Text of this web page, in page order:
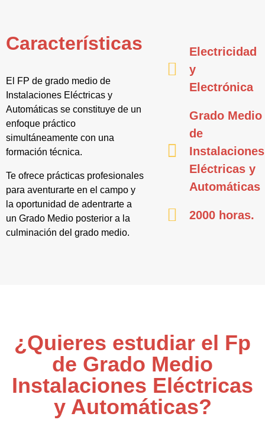
Características
El FP de grado medio de
Instalaciones Eléctricas y
Automáticas se constituye de un
enfoque práctico
simultáneamente con una
formación técnica.
Te ofrece prácticas profesionales
para aventurarte en el campo y
la oportunidad de adentrarte a
un Grado Medio posterior a la
culminación del grado medio.
Electricidad
y
Electrónica
Grado Medio
de
Instalaciones
Eléctricas y
Automáticas
2000 horas.
¿Quieres estudiar el Fp
de Grado Medio
Instalaciones Eléctricas
y Automáticas?